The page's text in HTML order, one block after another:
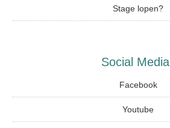
Stage lopen?
Social Media
Facebook
Youtube